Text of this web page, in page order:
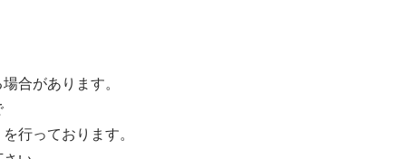
合があります。
行っております。